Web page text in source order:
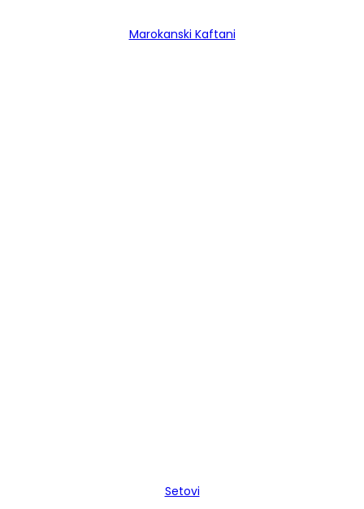
Marokanski Kaftani
Setovi